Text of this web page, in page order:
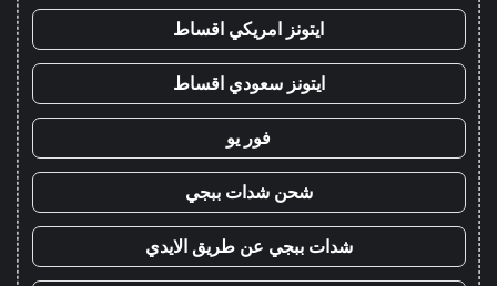
ايتونز امريكي اقساط
ايتونز سعودي اقساط
فور يو
شحن شدات ببجي
شدات ببجي عن طريق الايدي